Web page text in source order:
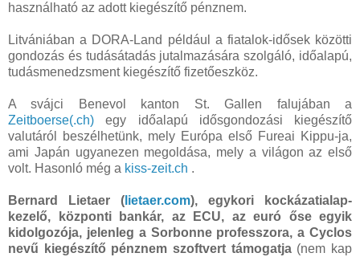
használható az adott kiegészítő pénznem.
Litvániában a DORA-Land például a fiatalok-idősek közötti
gondozás és tudásátadás jutalmazására szolgáló, időalapú,
tudásmenedzsment kiegészítő fizetőeszköz.
A svájci Benevol kanton St. Gallen falujában a
Zeitboerse(.ch) egy időalapú idősgondozási kiegészítő
valutáról beszélhetünk, mely Európa első Fureai Kippu-ja,
ami Japán ugyanezen megoldása, mely a világon az első
volt. Hasonló még a kiss-zeit.ch .
Bernard Lietaer ( lietaer.com), egykori kockázatialap-
kezelő, központi bankár, az ECU, az euró őse egyik
kidolgozója, jelenleg a Sorbonne professzora, a Cyclos
nevű kiegészítő pénznem szoftvert támogatja(nem kap